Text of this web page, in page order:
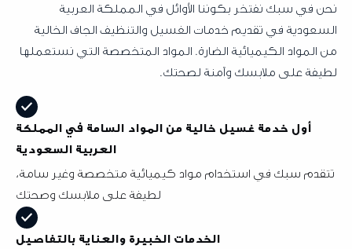
سبك نفتخر بكوننا الأوائل في المملكة العربية
في تقديم خدمات الغسيل والتنظيف الجاف الخالية
الكيميائية الضارة. المواد المتخصصة التي نستعملها
على ملابسك وآمنة لصحتك.
أول خدمة غسيل خالية من المواد السامة في المملكة
العربية السعودية
سبك في استخدام مواد كيميائية متخصصة وغير سامة،
لطيفة على ملابسك وصحتك
الخدمات الخبيرة والعناية بالتفاصيل